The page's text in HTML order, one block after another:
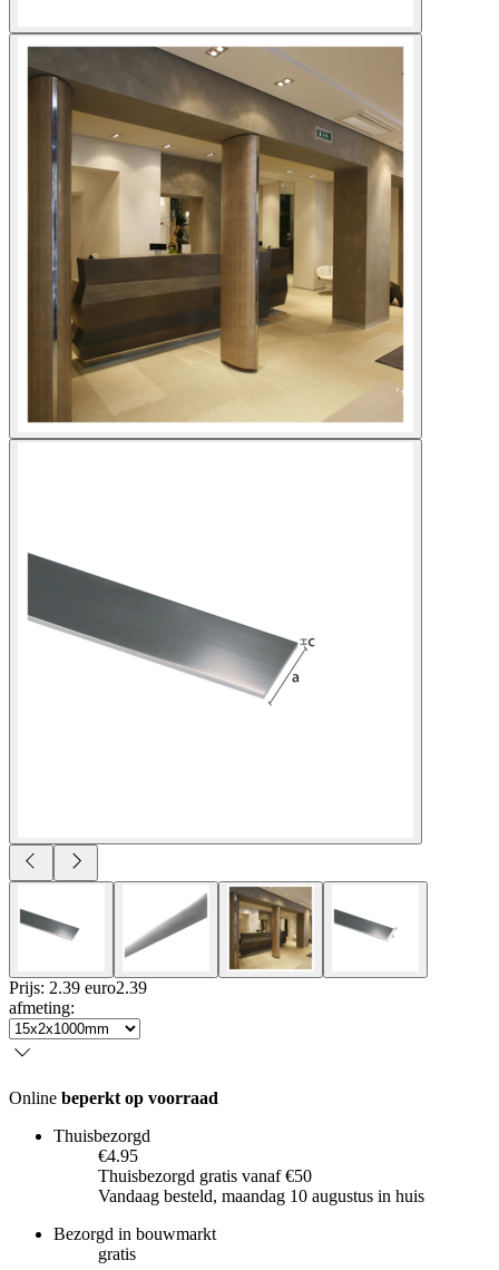
Prijs: 2.39 euro2.39
afmeting:
Online beperkt op voorraad
Thuisbezorgd
€4.95
Thuisbezorgd gratis vanaf €50
Vandaag besteld, maandag 10 augustus in huis
Bezorgd in bouwmarkt
gratis